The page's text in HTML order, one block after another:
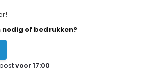
of bedrukken?
voor 17:00